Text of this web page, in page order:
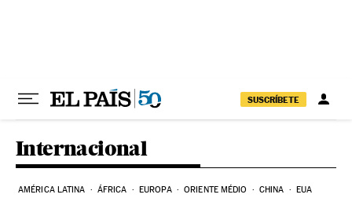
SUSCRÍBETE
Internacional
AMÉRICA LATINA ÁFRICA EUROPA ORIENTE MÉDIO CHINA EUA